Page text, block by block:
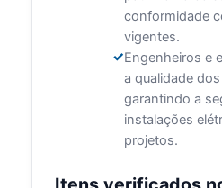
conformidade
vigentes.
Engenheiros e
a qualidade
garantindo a
instalações
projetos.